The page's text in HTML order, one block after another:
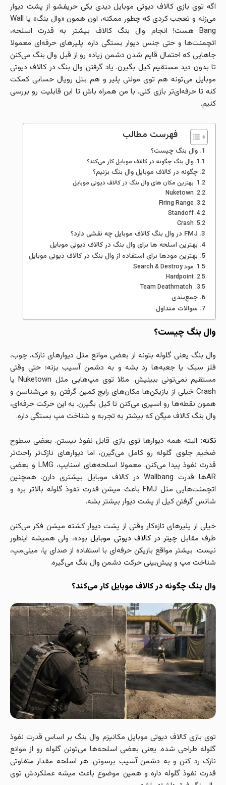
اگه توی بازی ‌کالاف دیوتی موبایل دیدی یکی حریفشو از پشت دیوار
می‌زنه و تعجب کردی که چطور ممکنه، اون همون «وال بنگ» یا Wall
Bang هست! انجام وال بنگ کالاف بیشتر به قدرت اسلحه،
اتچمنت‌ها و حتی جنس دیوار بستگی داره. پلیرهای حرفه‌ای معمولا
جاهایی که احتمال قایم شدن دشمن زیاده رو از قبل وال بنگ می‌کنن
تا بدون دید مستقیم کیل بگیرن. یاد گرفتن وال بنگ در کالاف دیوتی
موبایل می‌تونه هم توی مولتی‌ پلیر و هم بتل رویال حسابی کمکت
کنه تا حرفه‌ای‌تر بازی کنی. با من همراه باش تا این قابلیت رو بررسی
کنیم.
فهرست مطالب
وال بنگ چیست؟
وال بنگ چگونه در کالاف موبایل کار می‌کند؟
چگونه در کالاف موبایل وال بنگ بزنیم؟
بهترین مکان های وال بنگ در کالاف دیوتی موبایل
Nuketown
Firing Range
Standoff
Crash
FMJ در وال بنگ کالاف موبایل چه نقشی دارد؟
بهترین اسلحه ها برای وال بنگ در کالاف دیوتی موبایل
بهترین مودها برای استفاده از وال بنگ در کالاف دیوتی موبایل
مود Search & Destroy
Hardpoint
Team Deathmatch
جمع‌بندی
سوالات متداول
وال بنگ چیست؟
وال بنگ یعنی گلوله بتونه از بعضی موانع مثل دیوارهای نازک، چوب،
فلز سبک یا جعبه‌ها رد بشه و به دشمن آسیب بزنه؛ حتی وقتی
مستقیم نمی‌تونی ببینیش. مثلا توی مپ‌هایی مثل Nuketown یا
Crash خیلی از بازیکن‌ها مکان‌های رایج کمین گرفتن رو می‌شناسن و
همون نقطه‌ها رو اسپری می‌کنن تا کیل بگیرن. به این حرکت حرفه‌ای،
وال بنگ کالاف میگن که بیشتر به تجربه و شناخت مپ بستگی داره.
نکته: البته همه دیوارها توی بازی قابل نفوذ نیستن. بعضی سطوح
ضخیم جلوی گلوله رو کامل می‌گیرن، اما دیوارهای نازک‌تر راحت‌تر
قدرت نفوذ پیدا می‌کنن. معمولا اسلحه‌های اسنایپ، LMG و بعضی
ARها قدرت Wallbang در کالاف موبایل بیشتری دارن. همچنین
اتچمنت‌هایی مثل FMJ باعث میشن قدرت نفوذ گلوله بالاتر بره و
شانس گرفتن کیل از پشت دیوار بیشتر بشه.
خیلی از پلیرهای تازه‌کار وقتی از پشت دیوار کشته میشن فکر می‌کنن
طرف مقابل چیتر در کالاف دیوتی موبایل بوده، ولی همیشه اینطور
نیست. بیشتر مواقع بازیکن حرفه‌ای با استفاده از صدای پا، مینی‌مپ،
شناخت مپ و پیش‌بینی حرکت دشمن وال بنگ می‌گیره.
وال بنگ چگونه در کالاف موبایل کار می‌کند؟
توی بازی کالاف دیوتی موبایل مکانیزم وال بنگ بر اساس قدرت نفوذ
گلوله طراحی شده. یعنی بعضی اسلحه‌ها می‌تونن گلوله رو از موانع
نازک رد کنن و به دشمن آسیب برسونن. هر اسلحه مقدار متفاوتی
قدرت نفوذ گلوله داره و همین موضوع باعث میشه عملکردش توی